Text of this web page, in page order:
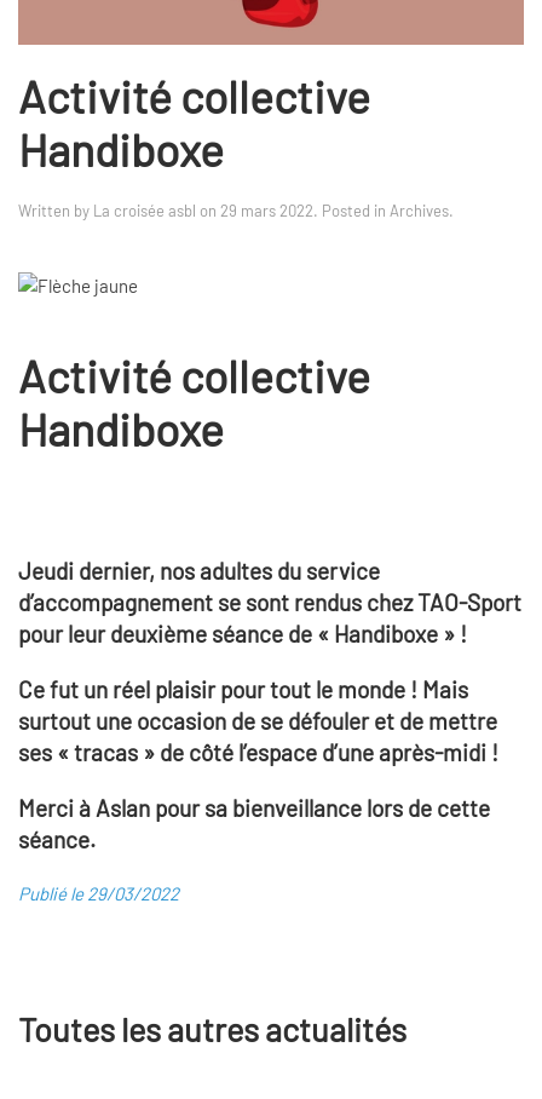
Activité collective
Handiboxe
Written by La croisée asbl on 29 mars 2022. Posted in Archives.
Activité collective
Handiboxe
Jeudi dernier, nos adultes du service
d’accompagnement se sont rendus chez TAO-Sport
pour leur deuxième séance de « Handiboxe » !
Ce fut un réel plaisir pour tout le monde ! Mais
surtout une occasion de se défouler et de mettre
ses « tracas » de côté l’espace d’une après-midi !
Merci à Aslan pour sa bienveillance lors de cette
séance.
Publié le 29/03/2022
Toutes les autres actualités